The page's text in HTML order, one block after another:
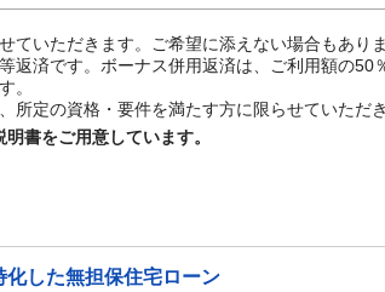
いただきます。ご希望に添えない場合もあり
済です。ボーナス併用返済は、ご利用額の50
。
定の資格・要件を満たす方に限らせていただき
明書をご用意しています。
化した無担保住宅ローン